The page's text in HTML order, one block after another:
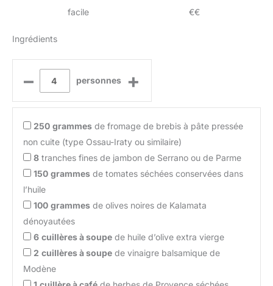
facile €€
Ingrédients
– personnes +
250 grammes de fromage de brebis à pâte pressée
non cuite (type Ossau-Iraty ou similaire)
8 tranches fines de jambon de Serrano ou de Parme
150 grammes de tomates séchées conservées dans
l’huile
100 grammes de olives noires de Kalamata
dénoyautées
6 cuillères à soupe de huile d’olive extra vierge
2 cuillères à soupe de vinaigre balsamique de
Modène